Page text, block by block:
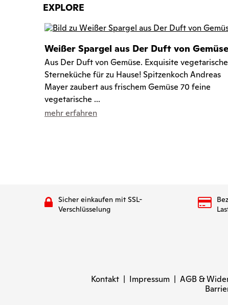
EXPLORE
Weißer Spargel aus Der Duft von Gemüse
Aus Der Duft von Gemüse. Exquisite vegetarische
Sterneküche für zu Hause! Spitzenkoch Andreas
Mayer zaubert aus frischem Gemüse 70 feine
vegetarische ...
mehr erfahren
Sicher einkaufen mit SSL-
Verschlüsselung
Kontakt | Impressum | AGB &